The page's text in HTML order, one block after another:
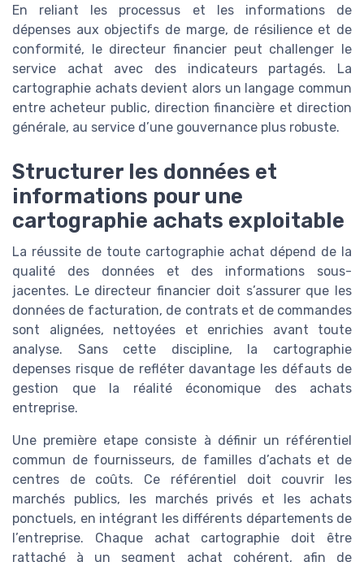
En reliant les processus et les informations de
dépenses aux objectifs de marge, de résilience et de
conformité, le directeur financier peut challenger le
service achat avec des indicateurs partagés. La
cartographie achats devient alors un langage commun
entre acheteur public, direction financière et direction
générale, au service d’une gouvernance plus robuste.
Structurer les données et
informations pour une
cartographie achats exploitable
La réussite de toute cartographie achat dépend de la
qualité des données et des informations sous-
jacentes. Le directeur financier doit s’assurer que les
données de facturation, de contrats et de commandes
sont alignées, nettoyées et enrichies avant toute
analyse. Sans cette discipline, la cartographie
depenses risque de refléter davantage les défauts de
gestion que la réalité économique des achats
entreprise.
Une première etape consiste à définir un référentiel
commun de fournisseurs, de familles d’achats et de
centres de coûts. Ce référentiel doit couvrir les
marchés publics, les marchés privés et les achats
ponctuels, en intégrant les différents départements de
l’entreprise. Chaque achat cartographie doit être
rattaché à un segment achat cohérent, afin de